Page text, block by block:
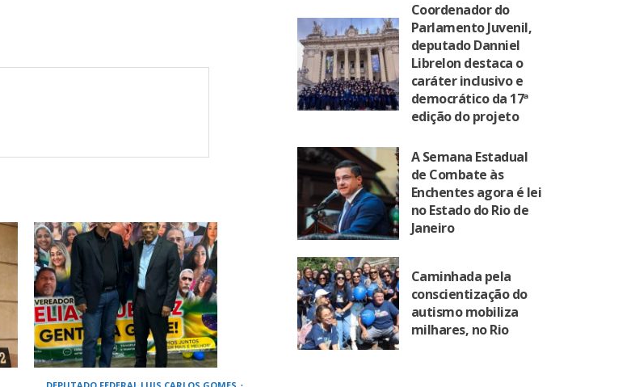
Coordenador do
Parlamento Juvenil,
deputado Danniel
Librelon destaca o
caráter inclusivo e
democrático da 17ª
edição do projeto
A Semana Estadual
de Combate às
Enchentes agora é lei
no Estado do Rio de
Janeiro
Caminhada pela
conscientização do
autismo mobiliza
milhares, no Rio